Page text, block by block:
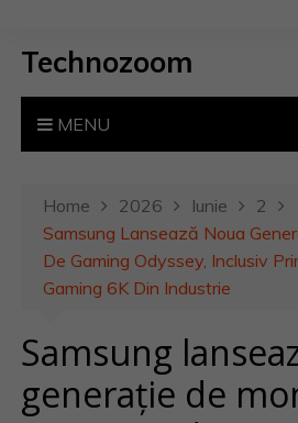
Technozoom
MENU
Home 2026 Iunie
2
Samsung Lansează Noua
De Gaming Odyssey, Inclusiv
Gaming 6K Din Industrie
Samsung
generație de